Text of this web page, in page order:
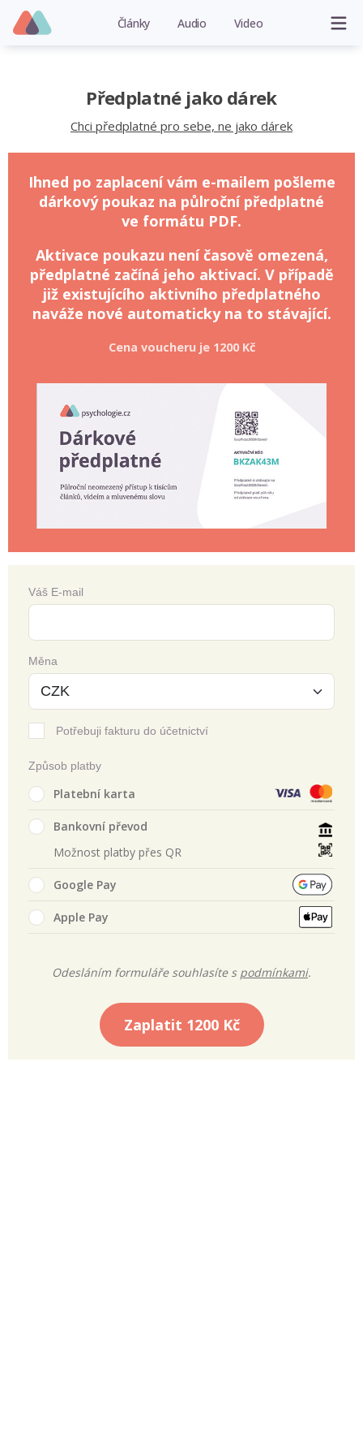
Články Audio Video
Předplatné jako dárek
Chci předplatné pro sebe, ne jako dárek
Ihned po zaplacení vám e-mailem pošleme
dárkový poukaz na půlroční předplatné
ve formátu PDF.
Aktivace poukazu není časově omezená,
předplatné začíná jeho aktivací. V případě
již existujícího aktivního předplatného
naváže nové automaticky na to stávající.
Cena voucheru je 1200 Kč
Váš E-mail
Měna
Potřebuji fakturu do účetnictví
Způsob platby
Platební karta
Bankovní převod
Možnost platby přes QR
Google Pay
Apple Pay
Odesláním formuláře souhlasíte s podmínkami.
Zaplatit 1200 Kč